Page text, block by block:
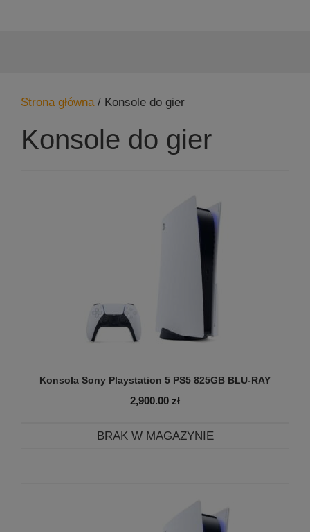
Strona główna/ Konsole do gier
Konsole do gier
Konsola Sony Playstation 5 PS5 825GB BLU-RAY
2,900.00 zł
BRAK W MAGAZYNIE